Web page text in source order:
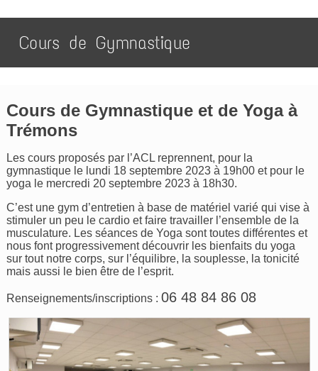
Cours de Gymnastique
Cours de Gymnastique et de Yoga à
Trémons
Les cours proposés par l’ACL reprennent, pour la
gymnastique le lundi 18 septembre 2023 à 19h00 et pour le
yoga le mercredi 20 septembre 2023 à 18h30.
C’est une gym d’entretien à base de matériel varié qui vise à
stimuler un peu le cardio et faire travailler l’ensemble de la
musculature. Les séances de Yoga sont toutes différentes et
nous font progressivement découvrir les bienfaits du yoga
sur tout notre corps, sur l’équilibre, la souplesse, la tonicité
mais aussi le bien être de l’esprit.
Renseignements/inscriptions :06 48 84 86 08